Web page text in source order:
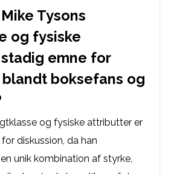
Tysons
og fysiske
emne for
blandt boksefans og
og fysiske attributter er
diskussion, da han
unik kombination af styrke,